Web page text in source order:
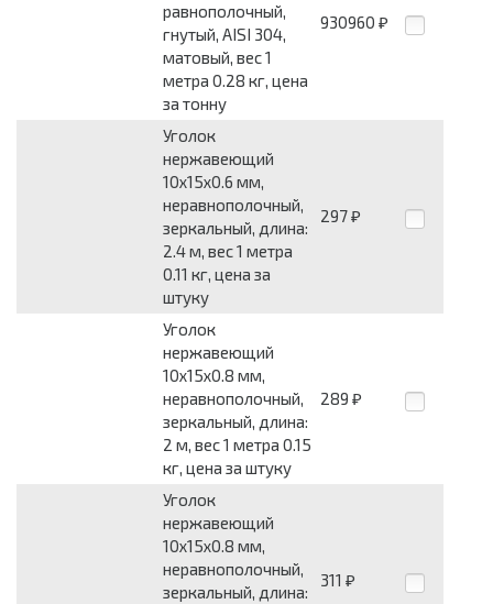
равнополочный,
гнутый, AISI 304,
матовый, вес 1
метра 0.28 кг, цена
за тонну
930960 ₽
Уголок
нержавеющий
10x15x0.6 мм,
неравнополочный,
зеркальный, длина:
2.4 м, вес 1 метра
0.11 кг, цена за
штуку
297 ₽
Уголок
нержавеющий
10x15x0.8 мм,
неравнополочный,
зеркальный, длина:
2 м, вес 1 метра 0.15
кг, цена за штуку
289 ₽
Уголок
нержавеющий
10x15x0.8 мм,
неравнополочный,
зеркальный, длина:
311 ₽